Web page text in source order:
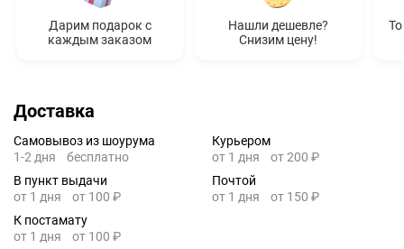
Дарим подарок с
каждым заказом
Нашли дешевле?
Снизим цену!
Доставка
Самовывоз из шоурума
1-2 дня
бесплатно
Курьером
от 1 дня
от 200 ₽
В пункт выдачи
от 1 дня
от 100 ₽
Почтой
от 1 дня
от 150 ₽
К постамату
от 1 дня
от 100 ₽